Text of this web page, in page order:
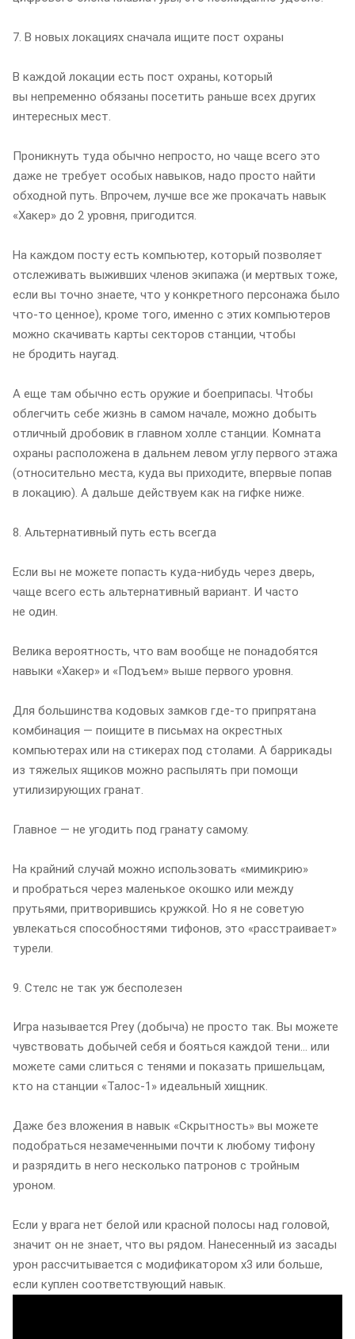
7. В новых локациях сначала ищите пост охраны
В каждой локации есть пост охраны, который
вы непременно обязаны посетить раньше всех других
интересных мест.
Проникнуть туда обычно непросто, но чаще всего это
даже не требует особых навыков, надо просто найти
обходной путь. Впрочем, лучше все же прокачать навык
«Хакер» до 2 уровня, пригодится.
На каждом посту есть компьютер, который позволяет
отслеживать выживших членов экипажа (и мертвых тоже,
если вы точно знаете, что у конкретного персонажа было
что-то ценное), кроме того, именно с этих компьютеров
можно скачивать карты секторов станции, чтобы
не бродить наугад.
А еще там обычно есть оружие и боеприпасы. Чтобы
облегчить себе жизнь в самом начале, можно добыть
отличный дробовик в главном холле станции. Комната
охраны расположена в дальнем левом углу первого этажа
(относительно места, куда вы приходите, впервые попав
в локацию). А дальше действуем как на гифке ниже.
8. Альтернативный путь есть всегда
Если вы не можете попасть куда-нибудь через дверь,
чаще всего есть альтернативный вариант. И часто
не один.
Велика вероятность, что вам вообще не понадобятся
навыки «Хакер» и «Подъем» выше первого уровня.
Для большинства кодовых замков где-то припрятана
комбинация — поищите в письмах на окрестных
компьютерах или на стикерах под столами. А баррикады
из тяжелых ящиков можно распылять при помощи
утилизирующих гранат.
Главное — не угодить под гранату самому.
На крайний случай можно использовать «мимикрию»
и пробраться через маленькое окошко или между
прутьями, притворившись кружкой. Но я не советую
увлекаться способностями тифонов, это «расстраивает»
турели.
9. Стелс не так уж бесполезен
Игра называется Prey (добыча) не просто так. Вы можете
чувствовать добычей себя и бояться каждой тени… или
можете сами слиться с тенями и показать пришельцам,
кто на станции «Талос-1» идеальный хищник.
Даже без вложения в навык «Скрытность» вы можете
подобраться незамеченными почти к любому тифону
и разрядить в него несколько патронов с тройным
уроном.
Если у врага нет белой или красной полосы над головой,
значит он не знает, что вы рядом. Нанесенный из засады
урон рассчитывается с модификатором x3 или больше,
если куплен соответствующий навык.